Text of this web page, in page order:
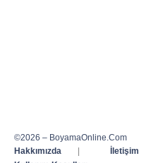
©2026 – BoyamaOnline.Com
Hakkımızda
| İletişim